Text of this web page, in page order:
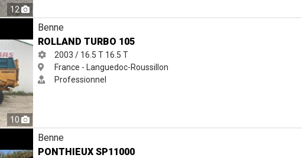
12
10
Benne
ROLLAND TURBO 105
2003 / 16.5 T 16.5 T
France - Languedoc-Roussillon
Professionnel
Benne
PONTHIEUX SP11000